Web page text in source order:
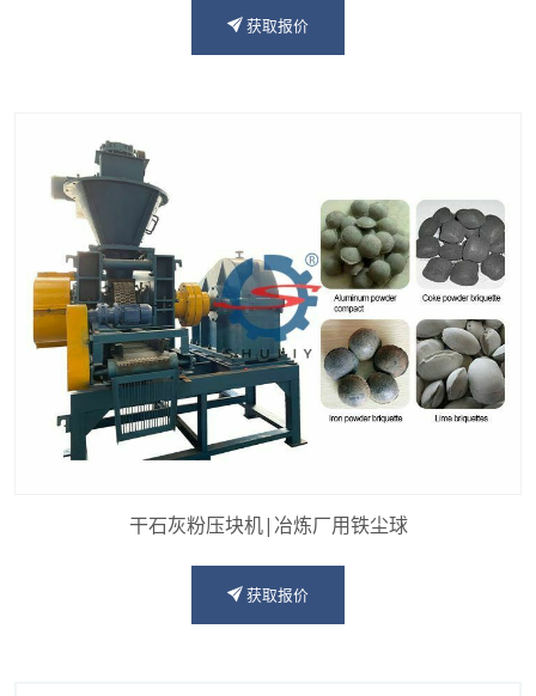
获取报价
干石灰粉压块机|冶炼厂用铁尘球
获取报价